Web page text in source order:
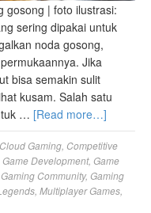
gosong | foto ilustrasi:
sering dipakai untuk
noda gosong,
Jika
bisa semakin sulit
kusam. Salah satu
… [Read more…]
Cloud Gaming Competitive
Game Development, Game
Gaming Community, Gaming
Multiplayer Games